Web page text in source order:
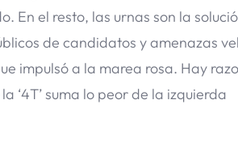
En el resto, las urnas son la
de candidatos y amenazas
impulsó a la marea rosa. Hay
‘4T’ suma lo peor de la izquierda